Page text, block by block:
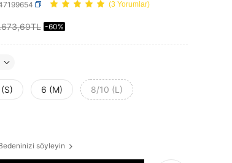
(3 Yorumlar)
AVAILABILITY
-60%
6 (M) 8/10 (L)
söyleyin